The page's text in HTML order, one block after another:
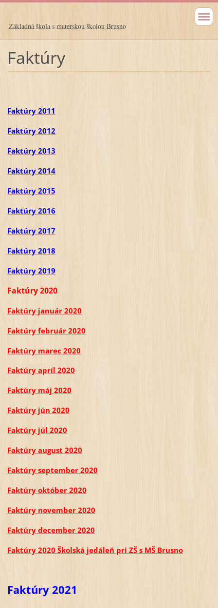
Základná škola s materskou školou Brusno
Faktúry
Faktúry 2011
Faktúry 2012
Faktúry 2013
Faktúry 2014
Faktúry 2015
Faktúry 2016
Faktúry 2017
Faktúry 2018
Faktúry 2019
Faktúry 2020
Faktúry január 2020
Faktúry február 2020
Faktúry marec 2020
Faktúry apríl 2020
Faktúry máj 2020
Faktúry jún 2020
Faktúry júl 2020
Faktúry august 2020
Faktúry september 2020
Faktúry október 2020
Faktúry november 2020
Faktúry december 2020
Faktúry 2020 Školská jedáleň pri ZŠ s MŠ Brusno
Faktúry 2021